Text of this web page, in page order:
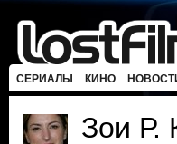
СЕРИАЛЫ КИНО
Зои Р.